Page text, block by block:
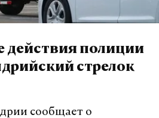
исполнения
а также «в
источника
резервов».
стандарты МВФ
согласно которым
действия полиции
стрелок
сообщает о